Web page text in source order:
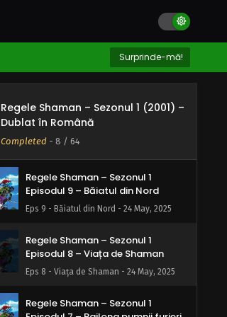
Surprinde-mă!
Regele Shaman – Sezonul 1 (2001) –
Dublat în Română
Completed - 8 / 64
Episodul 11 – Ploaia care cade în
Eps 11 - Ploaia care cade în primăvară - 24
Regele Shaman – Sezonul 1
Episodul 10 – Soarta a 600 de ani
Eps 10 - Soarta a 600 de ani - 24 May, 2025
Regele Shaman – Sezonul 1
Episodul 9 – Băiatul din Nord
Eps 9 - Băiatul din Nord - 24 May, 2025
Regele Shaman – Sezonul 1
Episodul 8 – Viața de Shaman
Eps 8 - Viața de Shaman - 24 May, 2025
Regele Shaman – Sezonul 1